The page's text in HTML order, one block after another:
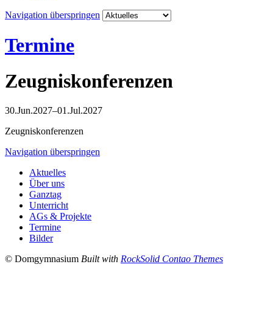
Navigation überspringen
Termine
Zeugniskonferenzen
30.Jun.2027–01.Jul.2027
Zeugniskonferenzen
Navigation überspringen
Aktuelles
Über uns
Ganztag
Unterricht
AGs & Projekte
Termine
Bilder
© Domgymnasium Built with RockSolid Contao Themes